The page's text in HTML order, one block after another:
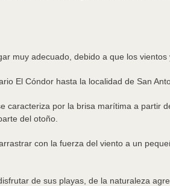
muy adecuado, debido a que los vientos
El Cóndor hasta la localidad de San
por la brisa marítima a partir
del otoño.
con la fuerza del viento a un
de sus playas, de la naturaleza